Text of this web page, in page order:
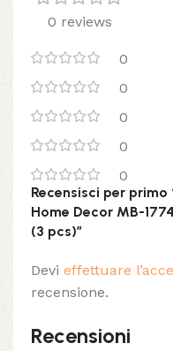
0 reviews
0
0
0
0
0
Recensioni
Recensisci per primo
Home Decor MB-
(3 pcs)”
Devi effettuare
recensione.